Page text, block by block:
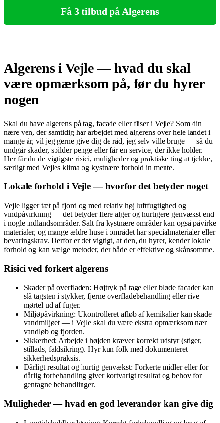
Få 3 tilbud på Algerens
Algerens i Vejle — hvad du skal
være opmærksom på, før du hyrer
nogen
Skal du have algerens på tag, facade eller fliser i Vejle? Som din
nære ven, der samtidig har arbejdet med algerens over hele landet i
mange år, vil jeg gerne give dig de råd, jeg selv ville bruge — så du
undgår skader, spilder penge eller får en service, der ikke holder.
Her får du de vigtigste risici, muligheder og praktiske ting at tjekke,
særligt med Vejles klima og kystnære forhold in mente.
Lokale forhold i Vejle — hvorfor det betyder noget
Vejle ligger tæt på fjord og med relativ høj luftfugtighed og
vindpåvirkning — det betyder flere alger og hurtigere genvækst end
i nogle indlandsområder. Salt fra kystnære områder kan også påvirke
materialer, og mange ældre huse i området har specialmaterialer eller
bevaringskrav. Derfor er det vigtigt, at den, du hyrer, kender lokale
forhold og kan vælge metoder, der både er effektive og skånsomme.
Risici ved forkert algerens
Skader på overfladen: Højtryk på tage eller bløde facader kan
slå tagsten i stykker, fjerne overfladebehandling eller rive
mørtel ud af fuger.
Miljøpåvirkning: Ukontrolleret afløb af kemikalier kan skade
vandmiljøet — i Vejle skal du være ekstra opmærksom nær
vandløb og fjorden.
Sikkerhed: Arbejde i højden kræver korrekt udstyr (stiger,
stillads, faldsikring). Hyr kun folk med dokumenteret
sikkerhedspraksis.
Dårligt resultat og hurtig genvækst: Forkerte midler eller for
dårlig forbehandling giver kortvarigt resultat og behov for
gentagne behandlinger.
Muligheder — hvad en god leverandør kan give dig